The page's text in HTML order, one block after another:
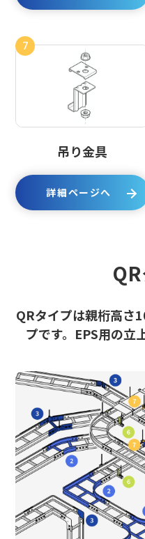
7
吊り金具
詳細ページへ
QRタイプは親桁高さ
プです。EPS用の立